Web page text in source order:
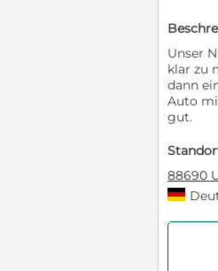
Unser
klar zu
dann
Auto
gut.
88690